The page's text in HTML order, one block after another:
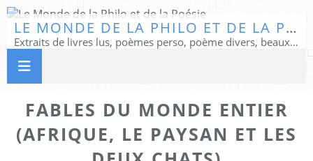
LE MONDE DE LA PHILO ET DE LA POÉSIE
Extraits de livres lus, poèmes perso, poème divers, beaux textes...
FABLES DU MONDE ENTIER
(AFRIQUE, LE PAYSAN ET LES